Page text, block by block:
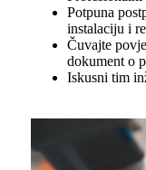
Potpuna
instalaciju i
Čuvajte
dokument o
Iskusni tim